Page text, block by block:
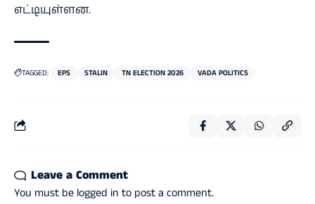
எட்டியுள்ளன.
TAGGED: EPS STALIN TN ELECTION 2026 VADA POLITICS
Leave a Comment
You must be logged in to post a comment.